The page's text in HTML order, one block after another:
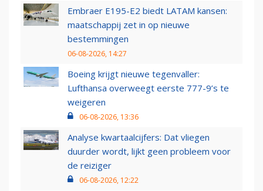
Embraer E195-E2 biedt LATAM kansen:
maatschappij zet in op nieuwe
bestemmingen
06-08-2026, 14:27
Boeing krijgt nieuwe tegenvaller:
Lufthansa overweegt eerste 777-9’s te
weigeren
06-08-2026, 13:36
Analyse kwartaalcijfers: Dat vliegen
duurder wordt, lijkt geen probleem voor
de reiziger
06-08-2026, 12:22